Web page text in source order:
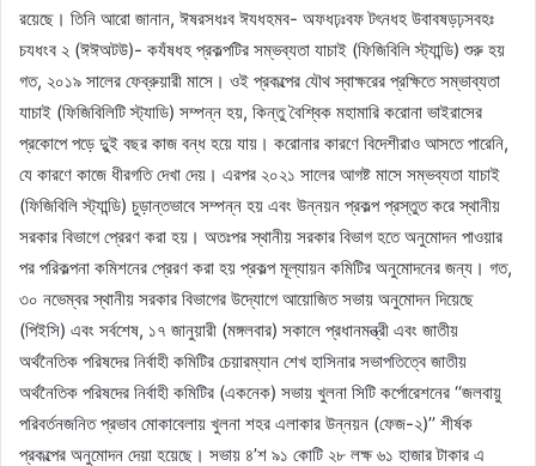
রয়েছে। তিনি আরো জানান, ঈষরসধঃব ঈযধহমব- অফধঢ়ঃবফ টৎনধহ উবাবষড়ঢ়সবহঃ
চযধংব ২ (ঈঈঅটউ)- কযঁষধহ প্রকল্পটির সম্ভব্যতা যাচাই (ফিজিবিলি স্ট্যান্ডি) শুরু হয়
গত, ২০১৯ সালের ফেব্রুয়ারী মাসে। ওই প্রকল্পের যৌথ স্বাক্ষরের প্রক্ষিতে সম্ভাব্যতা
যাচাই (ফিজিবিলিটি স্ট্যাডি) সম্পন্ন হয়, কিন্তু বৈশ্বিক মহামারি করোনা ভাইরাসের
প্রকোপে পড়ে দুুই বছর কাজ বন্ধ হয়ে যায়। করোনার কারণে বিদেশীরাও আসতে পারেনি,
যে কারণে কাজে ধীরগতি দেখা দেয়। এরপর ২০২১ সালের আগষ্ট মাসে সম্ভব্যতা যাচাই
(ফিজিবিলি স্ট্যান্ডি) চুড়ান্তভাবে সম্পন্ন হয় এবং উন্নয়ন প্রকল্প প্রস্তুত করে স্থানীয়
সরকার বিভাগে প্রেরণ করা হয়। অতঃপর স্থানীয় সরকার বিভাগ হতে অনুমোদন পাওয়ার
পর পরিকল্পনা কমিশনের প্রেরণ করা হয় প্রকল্প মূল্যায়ন কমিটির অনুমোদনের জন্য। গত,
৩০ নভেম্বর স্থানীয় সরকার বিভাগের উদ্যোগে আয়োজিত সভায় অনুমোদন দিয়েছে
(পিইসি) এবং সর্বশেষ, ১৭ জানুয়ারী (মঙ্গলবার) সকালে প্রধানমন্ত্রী এবং জাতীয়
অর্থনৈতিক পরিষদের নির্বাহী কমিটির চেয়ারম্যান শেখ হাসিনার সভাপতিত্বে জাতীয়
অর্থনৈতিক পরিষদের নির্বাহী কমিটির (একনেক) সভায় খুলনা সিটি কর্পোরেশনের ‘‘জলবায়ু
পরিবর্তনজনিত প্রভাব মোকাবেলায় খুলনা শহর এলাকার উন্নয়ন (ফেজ-২)’’ শীর্ষক
প্রকল্পের অনুমোদন দেয়া হয়েছে। সভায় ৪’শ ৯১ কোটি ২৮ লক্ষ ৬১ হাজার টাকার এ